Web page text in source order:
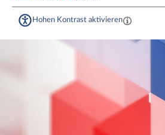
Hohen Kontrast aktivieren